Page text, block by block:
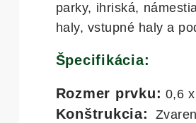
parky, ihriská,
haly, vstupné haly a
Špecifikácia:
Rozmer prvku: 0,6
Konštrukcia: